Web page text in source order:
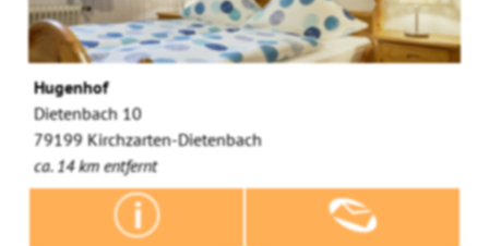
Hugenhof
Dietenbach 10
79199 Kirchzarten-Dietenbach
ca. 14 km entfernt